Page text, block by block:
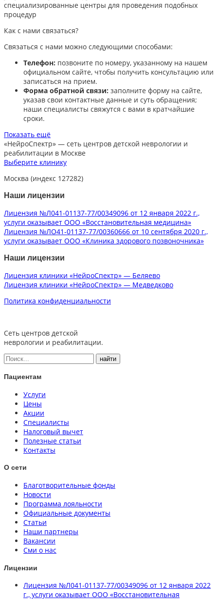
специализированные центры для проведения подобных
процедур
Как с нами связаться?
Связаться с нами можно следующими способами:​
Телефон: позвоните по номеру, указанному на нашем
официальном сайте, чтобы получить консультацию или
записаться на прием.​
Форма обратной связи: заполните форму на сайте,
указав свои контактные данные и суть обращения;
наши специалисты свяжутся с вами в кратчайшие
сроки.​
Показать ещё
«НейроСпектр» — сеть центров детской неврологии и
реабилитации в Москве
Выберите клинику
Москва (индекс 127282)
Наши лицензии
Лицензия №Л041-01137-77/00349096 от 12 января 2022 г.,
услуги оказывает ООО «Восстановительная медицина»
Лицензия №ЛО41-01137-77/00360666 от 10 сентября 2020 г.,
услуги оказывает ООО «Клиника здорового позвоночника»
Наши лицензии
Лицензия клиники «НейроСпектр» — Беляево
Лицензия клиники «НейроСпектр» — Медведково
Политика конфиденциальности
Сеть центров детской
неврологии и реабилитации.
Пациентам
Услуги
Цены
Акции
Специалисты
Налоговый вычет
Полезные статьи
Контакты
О сети
Благотворительные фонды
Новости
Программа лояльности
Официальные документы
Статьи
Наши партнеры
Вакансии
Сми о нас
Лицензии
Лицензия №Л041-01137-77/00349096 от 12 января 2022
г., услуги оказывает ООО «Восстановительная